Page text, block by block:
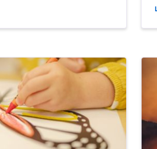
COMUNALE 24.06.2026 ORE 18.00.